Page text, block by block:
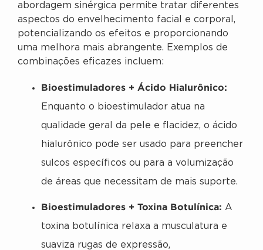
abordagem sinérgica permite tratar diferentes
aspectos do envelhecimento facial e corporal,
potencializando os efeitos e proporcionando
uma melhora mais abrangente. Exemplos de
combinações eficazes incluem:
Bioestimuladores + Ácido Hialurônico:
Enquanto o bioestimulador atua na
qualidade geral da pele e flacidez, o ácido
hialurônico pode ser usado para preencher
sulcos específicos ou para a volumização
de áreas que necessitam de mais suporte.
Bioestimuladores + Toxina Botulínica: A
toxina botulínica relaxa a musculatura e
suaviza rugas de expressão,